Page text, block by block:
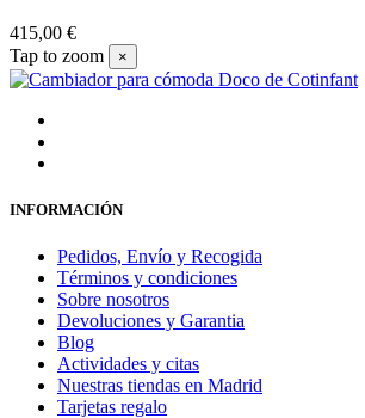
415,00 €
Tap to zoom
×
INFORMACIÓN
Pedidos, Envío y Recogida
Términos y condiciones
Sobre nosotros
Devoluciones y Garantia
Blog
Actividades y citas
Nuestras tiendas en Madrid
Tarjetas regalo